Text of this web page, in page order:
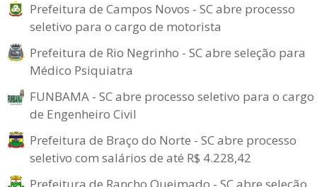
Prefeitura de Campos Novos - SC abre processo
seletivo para o cargo de motorista
Prefeitura de Rio Negrinho - SC abre seleção para
Médico Psiquiatra
FUNBAMA - SC abre processo seletivo para o cargo
de Engenheiro Civil
Prefeitura de Braço do Norte - SC abre processo
seletivo com salários de até R$ 4.228,42